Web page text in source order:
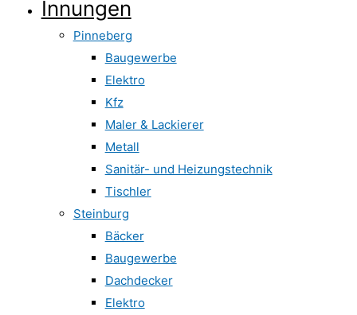
Innungen
Pinneberg
Baugewerbe
Elektro
Kfz
Maler & Lackierer
Metall
Sanitär- und Heizungstechnik
Tischler
Steinburg
Bäcker
Baugewerbe
Dachdecker
Elektro